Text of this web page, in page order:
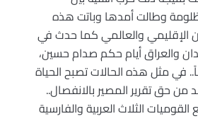
وطالت أمدها وباتت هذه
الإقليمي والعالمي كما حدث في
والعراق أيام حكم صدام حسين،
في مثل هذه الحالات تصبح الحياة
من حق تقرير المصير بالانفصال..
الثلاث العربية والفارسية